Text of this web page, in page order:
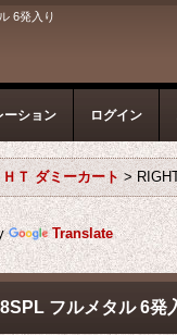
6発入り
ーション ログイン
Ｔ ダミーカート >
Translate
フルメタル 6発